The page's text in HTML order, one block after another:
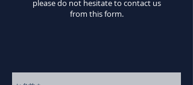
please do not hesitate to contact us
from this form.